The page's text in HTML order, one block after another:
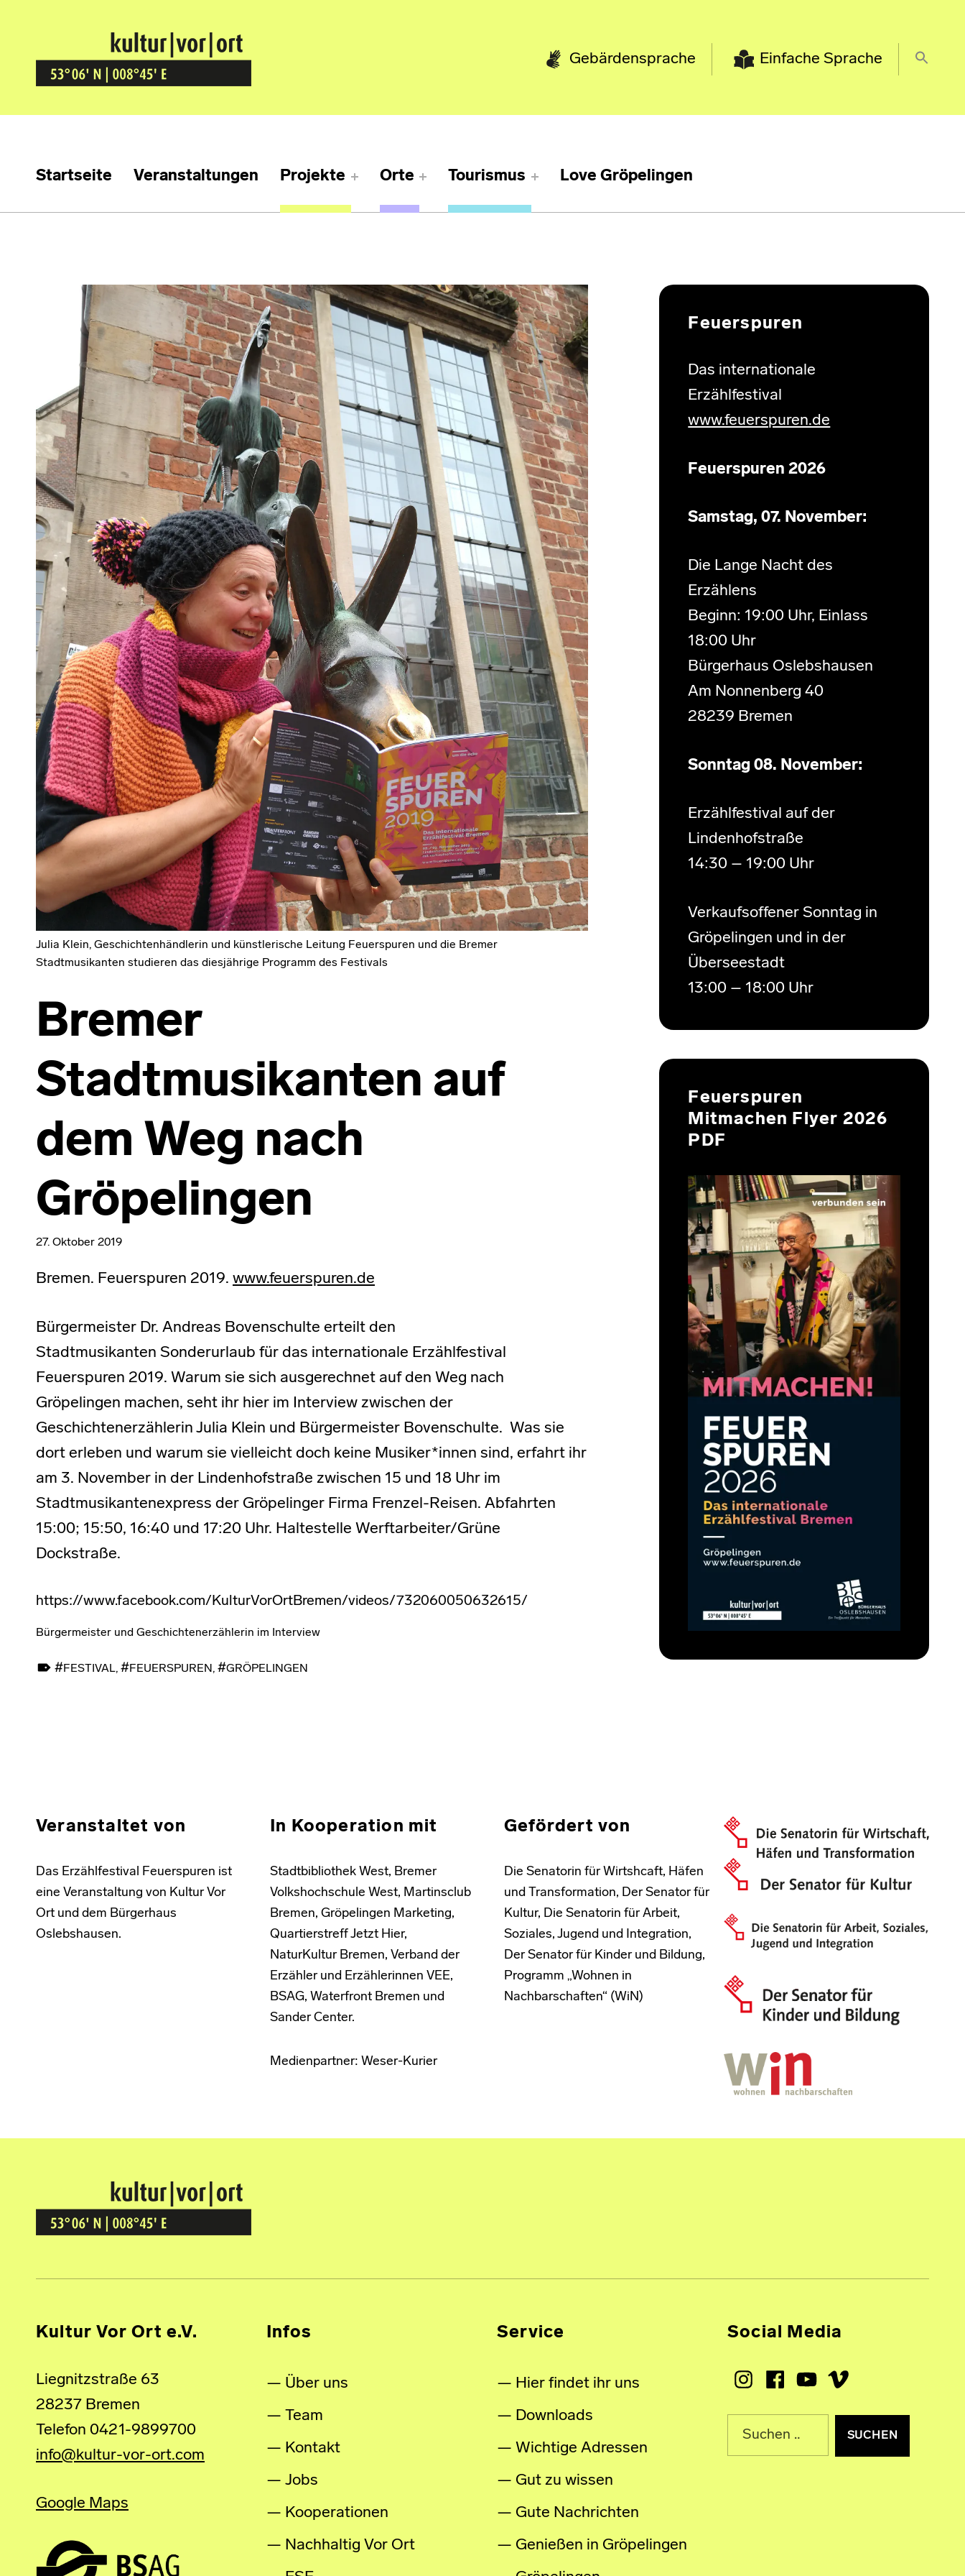
Kultur Vor Ort
BREMEN GRÖPELINGEN Gebärdensprache Einfache Sprache
Startseite Veranstaltungen Projekte Orte Tourismus Love Gröpelingen
Julia Klein, Geschichtenhändlerin und künstlerische Leitung Feuerspuren und die Bremer
Stadtmusikanten studieren das diesjährige Programm des Festivals
Bremer
Stadtmusikanten auf
dem Weg nach
Gröpelingen
27. Oktober 2019
Bremen. Feuerspuren 2019. www.feuerspuren.de
Bürgermeister Dr. Andreas Bovenschulte erteilt den
Stadtmusikanten Sonderurlaub für das internationale Erzählfestival
Feuerspuren 2019. Warum sie sich ausgerechnet auf den Weg nach
Gröpelingen machen, seht ihr hier im Interview zwischen der
Geschichtenerzählerin Julia Klein und Bürgermeister Bovenschulte. Was sie
dort erleben und warum sie vielleicht doch keine Musiker*innen sind, erfahrt ihr
am 3. November in der Lindenhofstraße zwischen 15 und 18 Uhr im
Stadtmusikantenexpress der Gröpelinger Firma Frenzel-Reisen. Abfahrten
15:00; 15:50, 16:40 und 17:20 Uhr. Haltestelle Werftarbeiter/Grüne
Dockstraße.
https://www.facebook.com/KulturVorOrtBremen/videos/732060050632615/
Bürgermeister und Geschichtenerzählerin im Interview
FESTIVAL, FEUERSPUREN, GRÖPELINGEN
Feuerspuren
Das internationale
Erzählfestival
www.feuerspuren.de
Feuerspuren 2026
Samstag, 07. November:
Die Lange Nacht des
Erzählens
Beginn: 19:00 Uhr, Einlass
18:00 Uhr
Bürgerhaus Oslebshausen
Am Nonnenberg 40
28239 Bremen
Sonntag 08. November:
Erzählfestival auf der
Lindenhofstraße
14:30 – 19:00 Uhr
Verkaufsoffener Sonntag in
Gröpelingen und in der
Überseestadt
13:00 – 18:00 Uhr
Feuerspuren
Mitmachen Flyer 2026
PDF
Veranstaltet von
Das Erzählfestival Feuerspuren ist
eine Veranstaltung von Kultur Vor
Ort und dem Bürgerhaus
Oslebshausen.
In Kooperation mit
Stadtbibliothek West, Bremer
Volkshochschule West, Martinsclub
Bremen, Gröpelingen Marketing,
Quartierstreff Jetzt Hier,
NaturKultur Bremen, Verband der
Erzähler und Erzählerinnen VEE,
BSAG, Waterfront Bremen und
Sander Center.
Medienpartner: Weser-Kurier
Gefördert von
Die Senatorin für Wirtshcaft, Häfen
und Transformation, Der Senator für
Kultur, Die Senatorin für Arbeit,
Soziales, Jugend und Integration,
Der Senator für Kinder und Bildung,
Programm „Wohnen in
Nachbarschaften“ (WiN)
Kultur Vor Ort
BREMEN GRÖPELINGEN
Kultur Vor Ort e.V.
Liegnitzstraße 63
28237 Bremen
Telefon 0421-9899700
info@kultur-vor-ort.com
Google Maps
Infos
Über uns
Team
Kontakt
Jobs
Kooperationen
Nachhaltig Vor Ort
Service
Hier findet ihr uns
Downloads
Wichtige Adressen
Gut zu wissen
Gute Nachrichten
Genießen in Gröpelingen
Social Media
InstagramFacebookYoutubeVimeo
Suche nach: